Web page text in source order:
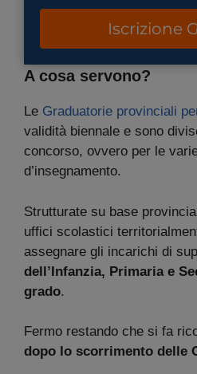
Iscrizione
A cosa servono?
Le Graduatorie provinciali
validità biennale e sono
concorso, ovvero per le
d’insegnamento.
Strutturate su base
uffici scolastici
assegnare gli incarichi di
dell’Infanzia, Primaria e
grado.
Fermo restando che si fa
dopo lo scorrimento delle